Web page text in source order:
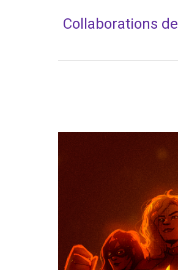
Collaborations de